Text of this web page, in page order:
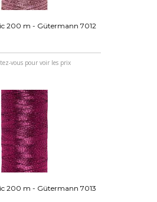
200 m - Gütermann 7012
vous pour voir les prix
200 m - Gütermann 7013